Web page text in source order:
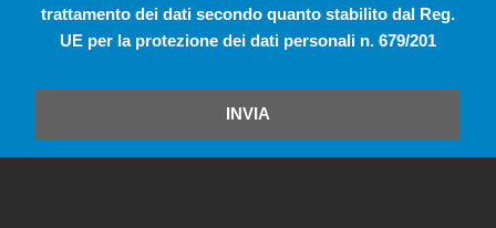
trattamento dei dati secondo quanto stabilito dal Reg.
UE per la protezione dei dati personali n. 679/201
INVIA